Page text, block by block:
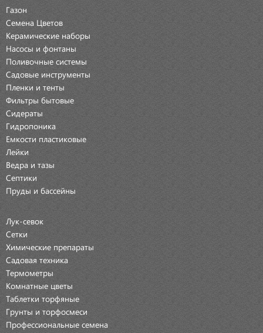
Газон
Семена Цветов
Керамические наборы
Насосы и фонтаны
Поливочные системы
Садовые инструменты
Пленки и тенты
Фильтры бытовые
Сидераты
Гидропоника
Емкости пластиковые
Лейки
Ведра и тазы
Септики
Пруды и бассейны
Лук-севок
Сетки
Химические препараты
Садовая техника
Термометры
Комнатные цветы
Таблетки торфяные
Грунты и торфосмеси
Профессиональные семена